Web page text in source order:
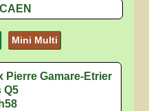
Mini Multi
Pierre Gamare-Etrier
Q5